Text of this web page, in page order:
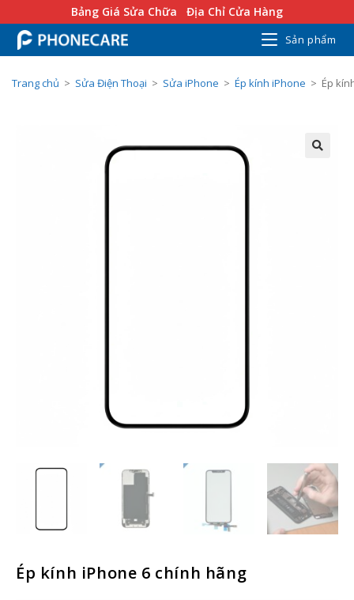
Bảng Giá Sửa Chữa Địa Chỉ Cửa Hàng
Sản phẩm
Trang chủ > Sửa Điện Thoại > Sửa iPhone > Ép kính iPhone > Ép
Ép kính iPhone 6 chính hãng